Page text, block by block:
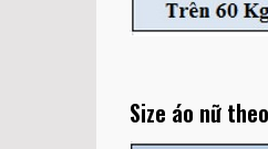
Size áo nữ